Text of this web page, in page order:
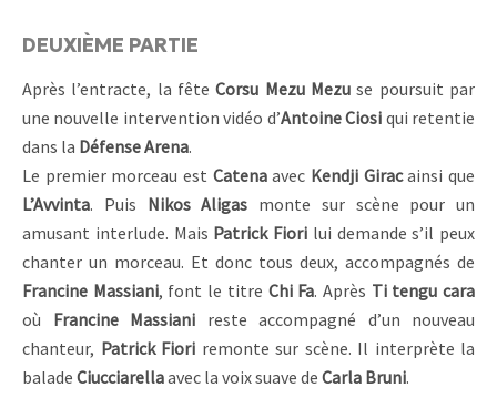
DEUXIÈME PARTIE
Après l’entracte, la fêteCorsu Mezu Mezu se poursuit par
une nouvelle intervention vidéo d’Antoine Ciosi qui retentie
dans la Défense Arena.
Le premier morceau est Catenaavec Kendji Giracainsi que
L’Avvinta. Puis Nikos Aligas monte sur scène pour un
amusant interlude. Mais Patrick Fiori lui demande s’il peux
chanter un morceau. Et donc tous deux, accompagnés de
Francine Massiani, font le titre Chi Fa. Après Ti tengu cara
où Francine Massiani reste accompagné d’un nouveau
chanteur, Patrick Fiori remonte sur scène. Il interprète la
balade Ciucciarellaavec la voix suave de Carla Bruni.